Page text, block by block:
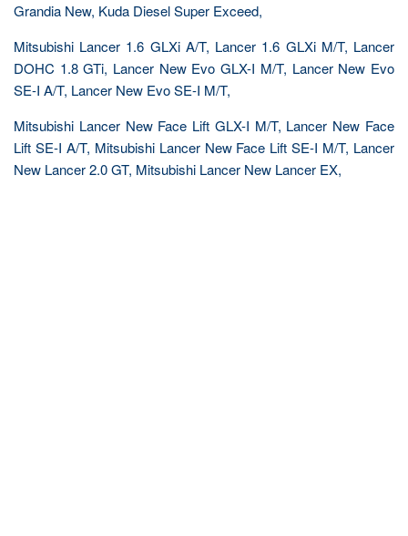
Grandia New, Kuda Diesel Super Exceed,
Mitsubishi Lancer 1.6 GLXi A/T, Lancer 1.6 GLXi M/T, Lancer
DOHC 1.8 GTi, Lancer New Evo GLX-I M/T, Lancer New Evo
SE-I A/T, Lancer New Evo SE-I M/T,
Mitsubishi Lancer New Face Lift GLX-I M/T, Lancer New Face
Lift SE-I A/T, Mitsubishi Lancer New Face Lift SE-I M/T, Lancer
New Lancer 2.0 GT, Mitsubishi Lancer New Lancer EX,